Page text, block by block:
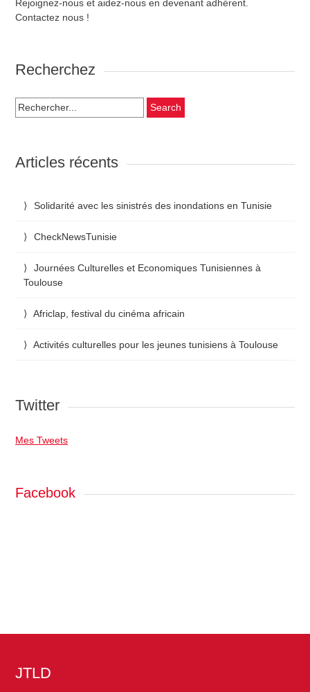
Rejoignez-nous et aidez-nous en devenant adhérent.
Contactez nous !
Recherchez
Search
for:
Articles récents
Solidarité avec les sinistrés des inondations en Tunisie
CheckNewsTunisie
Journées Culturelles et Economiques Tunisiennes à
Toulouse
Africlap, festival du cinéma africain
Activités culturelles pour les jeunes tunisiens à Toulouse
Twitter
Mes Tweets
Facebook
JTLD